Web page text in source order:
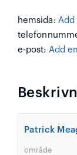
hemsida: Add
e-post: Add
Patrick
område